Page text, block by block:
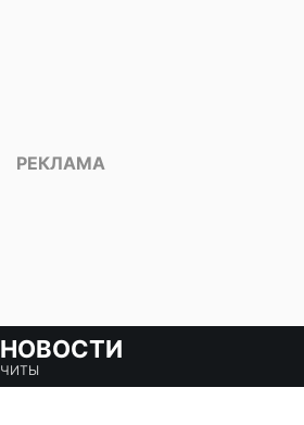
НОВОСТИ
ЧИТЫ